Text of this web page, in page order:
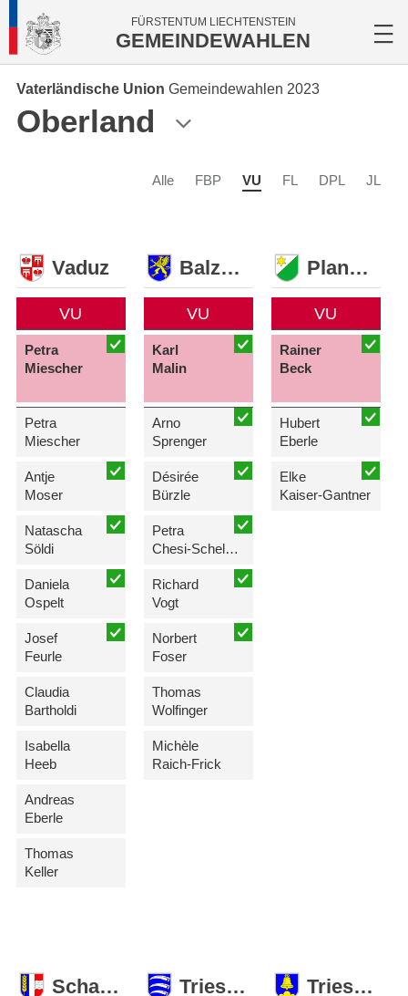
FÜRSTENTUM LIECHTENSTEIN
GEMEINDEWAHLEN
Vaterländische Union Gemeindewahlen 2023
Oberland
Alle FBP VU FL DPL JL
Vaduz
VU
Petra
Miescher
Petra
Miescher
Antje
Moser
Natascha
Söldi
Daniela
Ospelt
Josef
Feurle
Claudia
Bartholdi
Isabella
Heeb
Andreas
Eberle
Thomas
Keller
Balzers
VU
Karl
Malin
Arno
Sprenger
Désirée
Bürzle
Petra
Chesi-Schelbert
Richard
Vogt
Norbert
Foser
Thomas
Wolfinger
Michèle
Raich-Frick
Planken
VU
Rainer
Beck
Hubert
Eberle
Elke
Kaiser-Gantner
Schaan Triesen Triesenberg